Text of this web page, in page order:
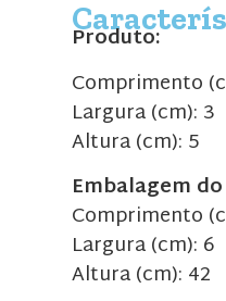
Produto:
Comprimento
Largura (cm): 3
Altura (cm): 5
Embalagem
Comprimento
Largura (cm): 6
Altura (cm): 42